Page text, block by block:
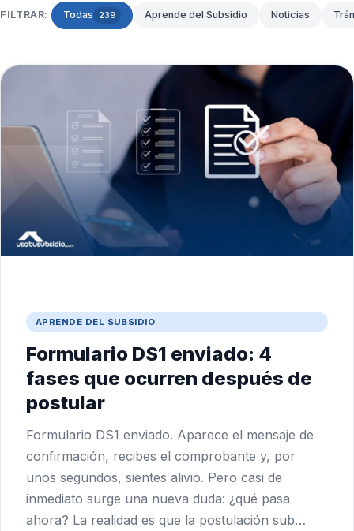
FILTRAR: Todas 239 Aprende del Subsidio Noticias
APRENDE DEL SUBSIDIO
Formulario DS1 enviado: 4
fases que ocurren después de
postular
Formulario DS1 enviado. Aparece el mensaje de
confirmación, recibes el comprobante y, por
unos segundos, sientes alivio. Pero casi de
inmediato surge una nueva duda: ¿qué pasa
ahora? La realidad es que la postulación sub…